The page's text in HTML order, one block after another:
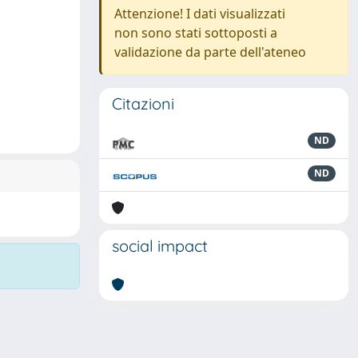
Attenzione! I dati visualizzati
non sono stati sottoposti a
validazione da parte dell'ateneo
Citazioni
ND
ND
social impact